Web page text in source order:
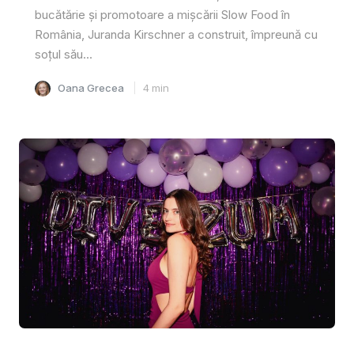
bucătărie și promotoare a mișcării Slow Food în
România, Juranda Kirschner a construit, împreună cu
soțul său...
Oana Grecea 4 min